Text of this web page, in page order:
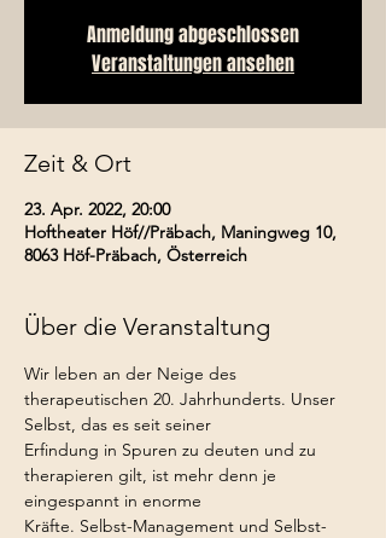
Anmeldung abgeschlossen
Veranstaltungen ansehen
Zeit & Ort
23. Apr. 2022, 20:00
Hoftheater Höf//Präbach, Maningweg 10,
8063 Höf-Präbach, Österreich
Über die Veranstaltung
Wir leben an der Neige des
therapeutischen 20. Jahrhunderts. Unser
Selbst, das es seit seiner
Erfindung in Spuren zu deuten und zu
therapieren gilt, ist mehr denn je
eingespannt in enorme
Kräfte. Selbst-Management und Selbst-